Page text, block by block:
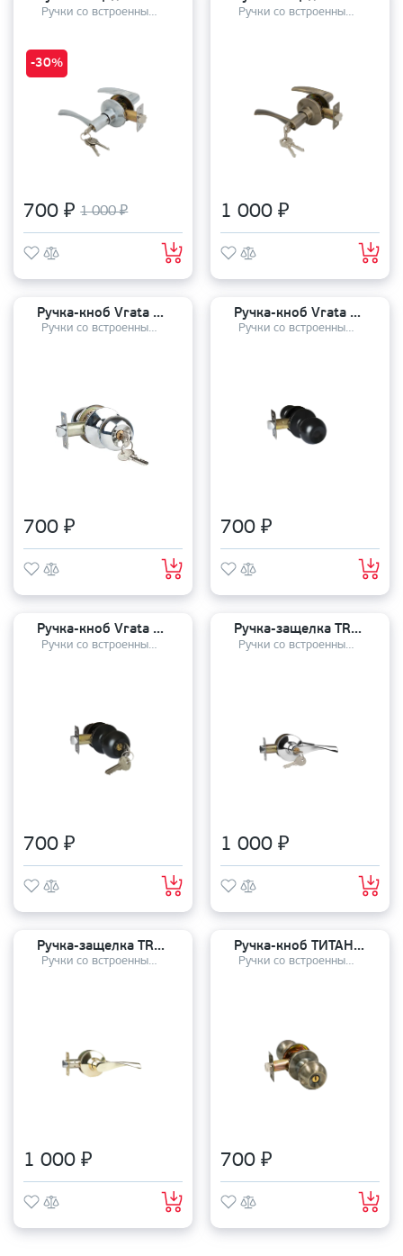
Ручки со встроенным механизмом
-30%
700 ₽ 1 000 ₽
Ручки со встроенным механизмом
1 000 ₽
Ручка-кноб Vrata ЗШ-01 B ключ-фиксатор
Ручки со встроенным механизмом
700 ₽
Ручка-кноб Vrata ЗШ-05 B проходная
Ручки со встроенным механизмом
700 ₽
Ручка-кноб Vrata ЗШ-01 B ключ-фиксатор
Ручки со встроенным механизмом
700 ₽
Ручка-защелка TRODOS ЗВ2-01 SN ключ фиксатор
Ручки со встроенным механизмом
1 000 ₽
Ручка-защелка TRODOS 3B2-05 проходная G
Ручки со встроенным механизмом
1 000 ₽
Ручка-кноб ТИТАН 706-00 AB
Ручки со встроенным механизмом
700 ₽